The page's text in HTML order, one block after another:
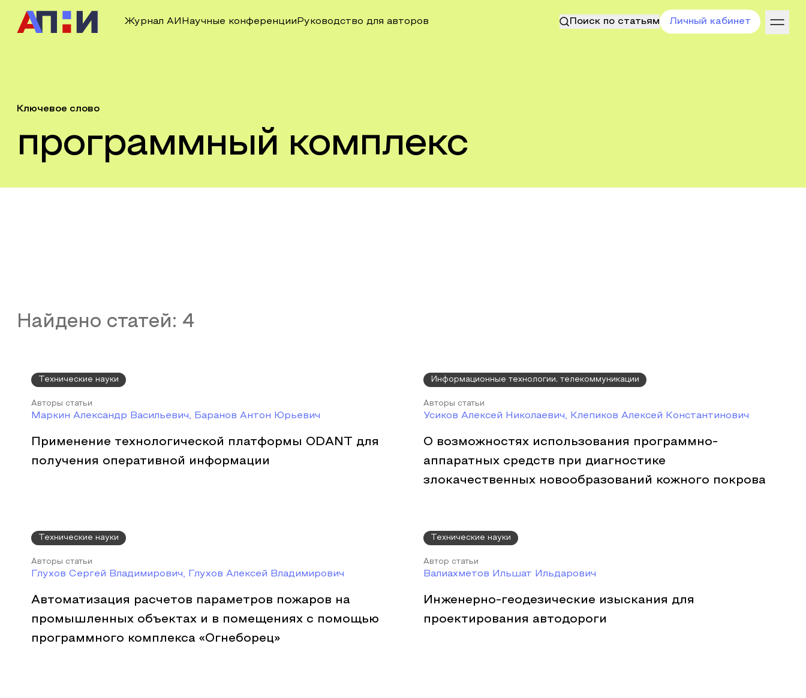
Журнал АИ Научные конференции Руководство для авторов Поиск по статьям Личный кабинет
Ключевое слово
программный комплекс
Найдено статей: 4
Технические науки
Авторы статьи
Маркин Александр Васильевич, Баранов Антон Юрьевич
Применение технологической платформы ODANT для
получения оперативной информации
Информационные технологии, телекоммуникации
Авторы статьи
Усиков Алексей Николаевич, Клепиков Алексей Константинович
О возможностях использования программно-
аппаратных средств при диагностике
злокачественных новообразований кожного покрова
Технические науки
Авторы статьи
Глухов Сергей Владимирович, Глухов Алексей Владимирович
Автоматизация расчетов параметров пожаров на
промышленных объектах и в помещениях с помощью
программного комплекса «Огнеборец»
Технические науки
Автор статьи
Валиахметов Ильшат Ильдарович
Инженерно-геодезические изыскания для
проектирования автодороги